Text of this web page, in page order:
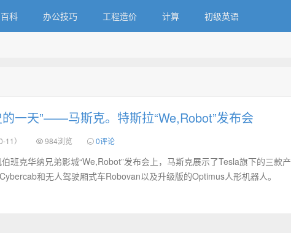
科 办公技巧 工程造价 计算 初级英语
的一天”——马斯克。特斯拉“We,Robot”发布会
） 984浏览 0评论
班克华纳兄弟影城“We,Robot”发布会上，马斯克展示了Tesla旗下的三款产
和无人驾驶厢式车Robovan以及升级版的Optimus人形机器人。